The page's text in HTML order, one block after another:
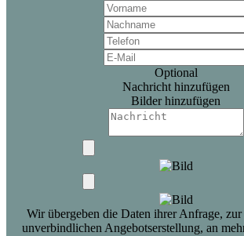
Optional
Nachricht hinzufügen
Bilder hinzufügen
Wir übergeben die Daten ihrer Anfrage, zur
unverbindlichen Angebotserstellung, an